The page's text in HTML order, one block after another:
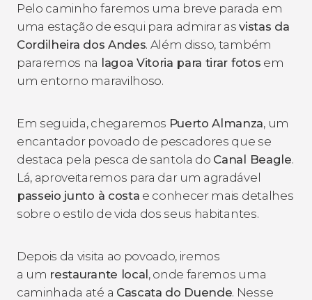
Pelo caminho faremos uma breve parada em
uma estação de esqui para admirar asvistas da
Cordilheira dos Andes. Além disso, também
pararemos na lagoa Vitoria para tirar fotos em
um entorno maravilhoso.
Em seguida, chegaremos Puerto Almanza, um
encantador povoado de pescadores que se
destaca pela pesca de santola do Canal Beagle.
Lá, aproveitaremos para dar um agradável
passeio junto à costa e conhecer mais detalhes
sobre o estilo de vida dos seus habitantes.
Depois da visita ao povoado, iremos
a um restaurante local, onde faremos uma
caminhada até a Cascata do Duende. Nesse